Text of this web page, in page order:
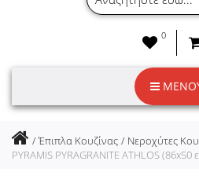
0
Έπιπλα Κουζίνας Νεροχύτες
PYRAMIS PYRAGRANITE ATHLOS (86x50